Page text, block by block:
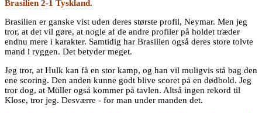
Brasilien 2-1 Tyskland.
Brasilien er ganske vist uden deres største profil, Neymar. Men jeg
tror, at det vil gøre, at nogle af de andre profiler på holdet træder
endnu mere i karakter. Samtidig har Brasilien også deres store tolvte
mand i ryggen. Det betyder meget.
Jeg tror, at Hulk kan få en stor kamp, og han vil muligvis stå bag den
ene scoring. Den anden kunne godt blive scoret på en dødbold. Jeg
tror dog, at Müller også kommer på tavlen. Altså ingen rekord til
Klose, tror jeg. Desværre - for man under manden det.